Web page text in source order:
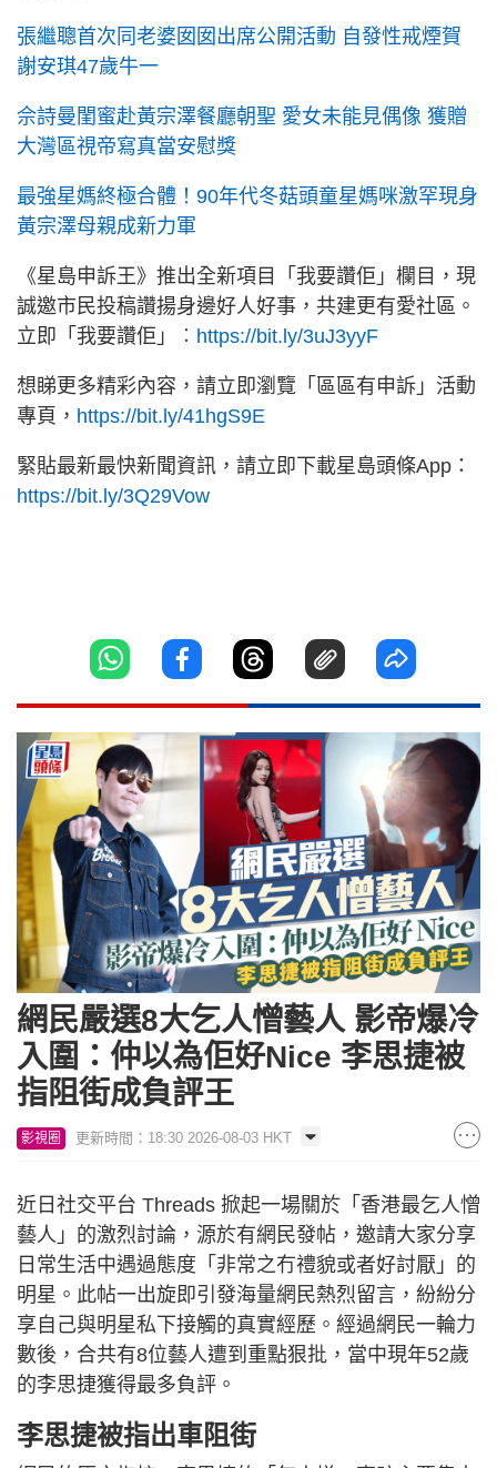
張繼聰首次同老婆囡囡出席公開活動 自發性戒煙賀
謝安琪47歲牛一
佘詩曼閨蜜赴黃宗澤餐廳朝聖 愛女未能見偶像 獲贈
大灣區視帝寫真當安慰獎
最強星媽終極合體！90年代冬菇頭童星媽咪激罕現身
黃宗澤母親成新力軍
《星島申訴王》推出全新項目「我要讚佢」欄目，現
誠邀市民投稿讚揚身邊好人好事，共建更有愛社區。
立即「我要讚佢」︰ https://bit.ly/3uJ3yyF
想睇更多精彩內容，請立即瀏覽「區區有申訴」活動
專頁， https://bit.ly/41hgS9E
緊貼最新最快新聞資訊，請立即下載星島頭條App：
https://bit.ly/3Q29Vow
網民嚴選8大乞人憎藝人 影帝爆冷
入圍：仲以為佢好Nice 李思捷被
指阻街成負評王
影視圈 更新時間：18:30 2026-08-03 HKT
近日社交平台 Threads 掀起一場關於「香港最乞人憎
藝人」的激烈討論，源於有網民發帖，邀請大家分享
日常生活中遇過態度「非常之冇禮貌或者好討厭」的
明星。此帖一出旋即引發海量網民熱烈留言，紛紛分
享自己與明星私下接觸的真實經歷。經過網民一輪力
數後，合共有8位藝人遭到重點狠批，當中現年52歲
的李思捷獲得最多負評。
李思捷被指出車阻街